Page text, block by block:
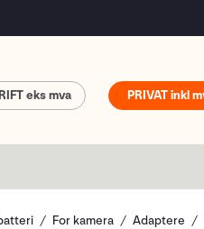
PRIVAT
For kamera Adaptere